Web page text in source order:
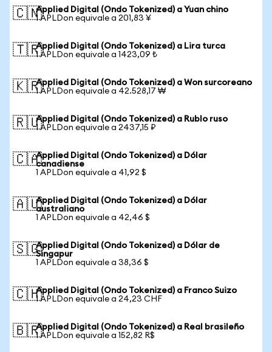
🇨🇳Applied Digital (Ondo Tokenized) a Yuan chino
1 APLDon equivale a 201,83 ¥
🇹🇷Applied Digital (Ondo Tokenized) a Lira turca
1 APLDon equivale a 1423,09 ₺
🇰🇷Applied Digital (Ondo Tokenized) a Won surcoreano
1 APLDon equivale a 42.528,17 ₩
🇷🇺Applied Digital (Ondo Tokenized) a Rublo ruso
1 APLDon equivale a 2437,15 ₽
🇨🇦Applied Digital (Ondo Tokenized) a Dólar
canadiense
1 APLDon equivale a 41,92 $
🇦🇺Applied Digital (Ondo Tokenized) a Dólar
australiano
1 APLDon equivale a 42,46 $
🇸🇬Applied Digital (Ondo Tokenized) a Dólar de
Singapur
1 APLDon equivale a 38,36 $
🇨🇭Applied Digital (Ondo Tokenized) a Franco Suizo
1 APLDon equivale a 24,23 CHF
🇧🇷Applied Digital (Ondo Tokenized) a Real brasileño
1 APLDon equivale a 152,82 R$